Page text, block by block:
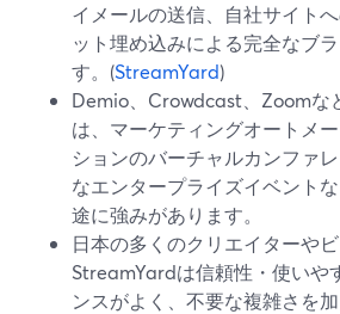
イメールの送信、自社サイト
ット埋め込みによる完全なブ
す。(StreamYard)
Demio、Crowdcast、Zoomな
は、マーケティングオートメ
ションのバーチャルカンファ
なエンタープライズイベント
途に強みがあります。
日本の多くのクリエイターやビ
StreamYardは信頼性・使いや
ンスがよく、不要な複雑さを加